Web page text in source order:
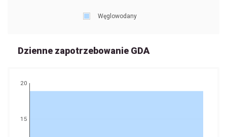
Węglowodany
Dzienne zapotrzebowanie GDA
15
20